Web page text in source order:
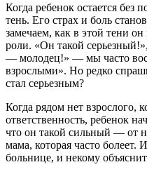
Когда ребенок остается без
тень. Его страх и боль
замечаем, как в этой тени
роли. «Он такой
— молодец!» — мы часто
взрослыми». Но редко
стал серьезным?
Когда рядом нет взрослого,
ответственность, ребенок
что он такой сильный — от
мама, которая часто
больнице, и некому